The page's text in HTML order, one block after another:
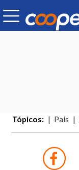
Tópicos: País